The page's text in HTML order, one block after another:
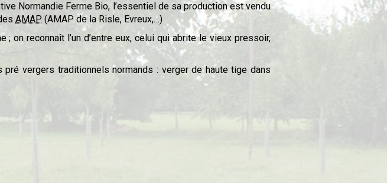
Normandie Ferme Bio, l’essentiel de sa production est vendu
AMAP (AMAP de la Risle, Evreux,…)
reconnaît l’un d’entre eux, celui qui abrite le vieux pressoir,
vergers traditionnels normands : verger de haute tige dans